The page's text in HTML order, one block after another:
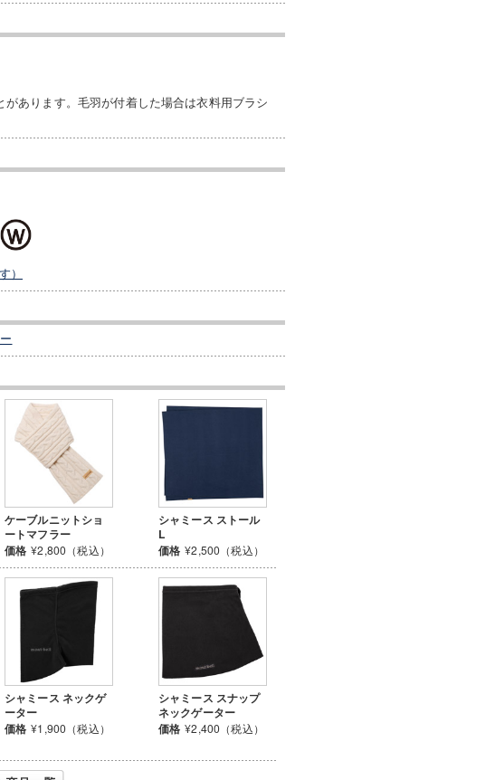
あります。毛羽が付着した場合は衣料用ブラシ
）
ケーブルニットショ
ートマフラー
価格 ¥2,800（税込）
シャミース ストール
L
価格 ¥2,500（税込）
シャミース ネックゲ
ーター
価格 ¥1,900（税込）
シャミース スナップ
ネックゲーター
価格 ¥2,400（税込）